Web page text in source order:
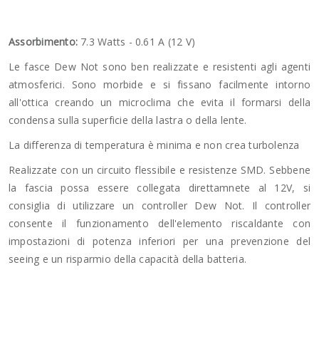
Assorbimento: 7.3 Watts - 0.61 A (12 V)
Le fasce Dew Not sono ben realizzate e resistenti agli agenti
atmosferici. Sono morbide e si fissano facilmente intorno
all'ottica creando un microclima che evita il formarsi della
condensa sulla superficie della lastra o della lente.
La differenza di temperatura è minima e non crea turbolenza
Realizzate con un circuito flessibile e resistenze SMD. Sebbene
la fascia possa essere collegata direttamnete al 12V, si
consiglia di utilizzare un controller Dew Not. Il controller
consente il funzionamento dell'elemento riscaldante con
impostazioni di potenza inferiori per una prevenzione del
seeing e un risparmio della capacità della batteria.